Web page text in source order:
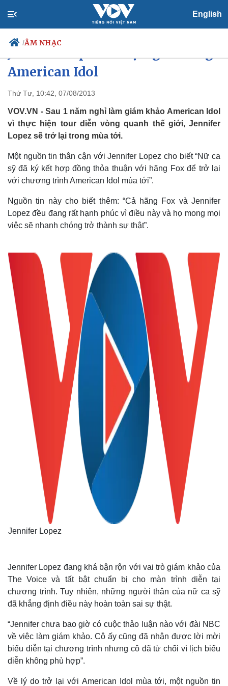
English
/ÂM NHẠC
Chính trị
Đảng
Tổ chức nhân sự
Quốc hội
Nhận diện sự thật
Tin 24h
Dự báo thời tiết
Việc làm
Biển đảo
Thế giới
Cuộc sống đó đây
Hồ sơ
Multimedia
Ảnh
E-Magazine
Infographic
American Idol
Thứ Tư, 10:42, 07/08/2013
VOV.VN - Sau 1 năm nghỉ làm giám khảo American Idol
vì thực hiện tour diễn vòng quanh thế giới, Jennifer
Lopez sẽ trở lại trong mùa tới.
Một nguồn tin thân cận với Jennifer Lopez cho biết “Nữ ca
sỹ đã ký kết hợp đồng thỏa thuận với hãng Fox để trở lại
với chương trình American Idol mùa tới”.
Nguồn tin này cho biết thêm: “Cả hãng Fox và Jennifer
Lopez đều đang rất hạnh phúc vì điều này và họ mong mọi
việc sẽ nhanh chóng trở thành sự thật”.
Jennifer Lopez
Jennifer Lopez đang khá bận rộn với vai trò giám khảo của
The Voice và tất bật chuẩn bị cho màn trình diễn tại
chương trình. Tuy nhiên, những người thân của nữ ca sỹ
đã khẳng định điều này hoàn toàn sai sự thật.
“Jennifer chưa bao giờ có cuộc thảo luận nào với đài NBC
về việc làm giám khảo. Cô ấy cũng đã nhận được lời mời
biểu diễn tại chương trình nhưng cô đã từ chối vì lịch biểu
diễn không phù hợp”.
Về lý do trở lại với American Idol mùa tới, một nguồn tin